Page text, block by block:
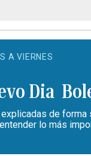
A VIERNES
de forma
lo más